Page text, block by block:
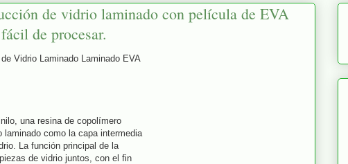
de vidrio laminado con película de EVA
de procesar.
Vidrio Laminado Laminado EVA
una resina de copolímero
como la capa intermedia
La función principal de la
de vidrio juntos, con el fin